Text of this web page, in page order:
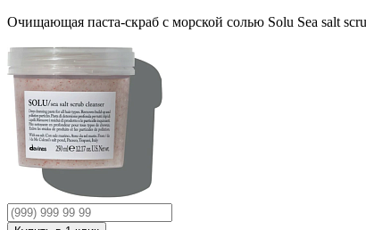
Очищающая паста-скраб с морской солью Solu Sea salt